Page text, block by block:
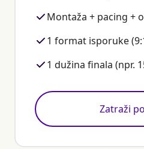
Montaža + pacing +
1 format isporuke
1 dužina finala (npr.
Zatraži